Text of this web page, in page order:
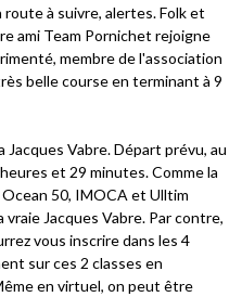
à suivre, alertes. Folk et
ami Team Pornichet rejoigne
membre de l'association
belle course en terminant à 9
Vabre. Départ prévu, au
et 29 minutes. Comme la
50, IMOCA et Ulltim
Jacques Vabre. Par contre,
vous inscrire dans les 4
sur ces 2 classes en
en virtuel, on peut être